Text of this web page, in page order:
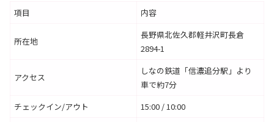
項目 内容
所在地
長野県北佐久郡軽井沢町長倉
2894-1
アクセス
しなの鉄道「信濃追分駅」より
車で約7分
チェックイン/アウト
15:00 / 10:00